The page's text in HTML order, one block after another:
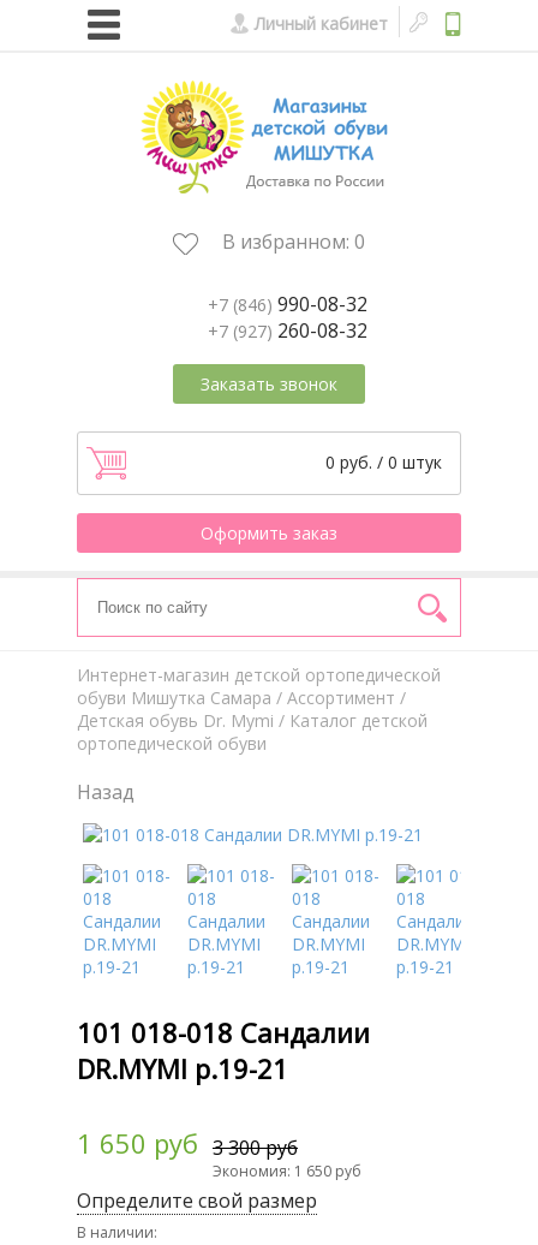
Личный кабинет
В избранном: 0
+7 (846) 990-08-32
+7 (927) 260-08-32
Заказать звонок
0 руб. / 0 штук
Оформить заказ
Интернет-магазин детской ортопедической
обуви Мишутка Самара / Aссортимент /
Детская обувь Dr. Mymi / Каталог детской
ортопедической обуви
Назад
101 018-018 Сандалии
DR.MYMI р.19-21
1 650 руб 3 300 руб
Экономия: 1 650 руб
Определите свой размер
В наличии: